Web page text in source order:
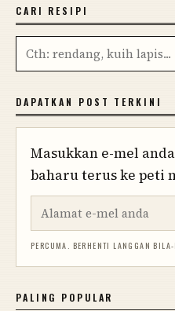
CARI RESIPI
DAPATKAN POST TERKINI
Masukkan e-mel
baharu terus ke peti
PERCUMA. BERHENTI LANGGAN
PALING POPULAR